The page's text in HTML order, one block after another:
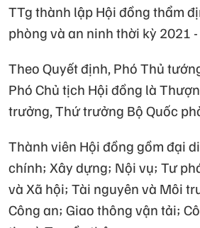
TTg thành lập Hội đồng thẩm
phòng và an ninh thời kỳ 2021
Theo Quyết định, Phó Thủ
Phó Chủ tịch Hội đồng là
trưởng, Thứ trưởng Bộ Quốc
Thành viên Hội đồng gồm đại
chính; Xây dựng; Nội vụ; Tư
và Xã hội; Tài nguyên và Môi
Công an; Giao thông vận tải;